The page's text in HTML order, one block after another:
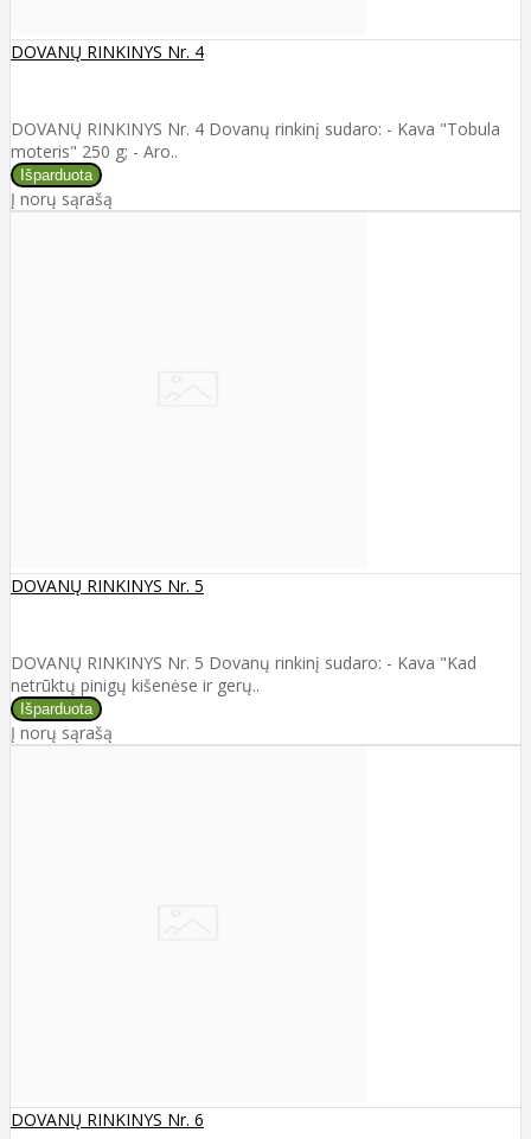
DOVANŲ RINKINYS Nr. 4
DOVANŲ RINKINYS Nr. 4 Dovanų rinkinį sudaro: - Kava "Tobula
moteris" 250 g; - Aro..
Į norų sąrašą
DOVANŲ RINKINYS Nr. 5
DOVANŲ RINKINYS Nr. 5 Dovanų rinkinį sudaro: - Kava "Kad
netrūktų pinigų kišenėse ir gerų..
Į norų sąrašą
DOVANŲ RINKINYS Nr. 6